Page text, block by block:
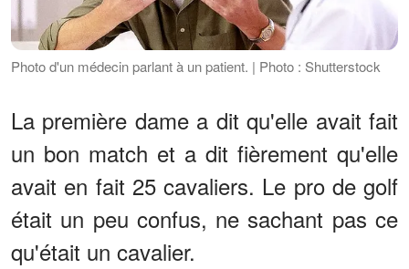
Photo d'un médecin parlant à un patient. | Photo : Shutterstock
La première dame a dit qu'elle avait fait
un bon match et a dit fièrement qu'elle
avait en fait 25 cavaliers. Le pro de golf
était un peu confus, ne sachant pas ce
qu'était un cavalier.